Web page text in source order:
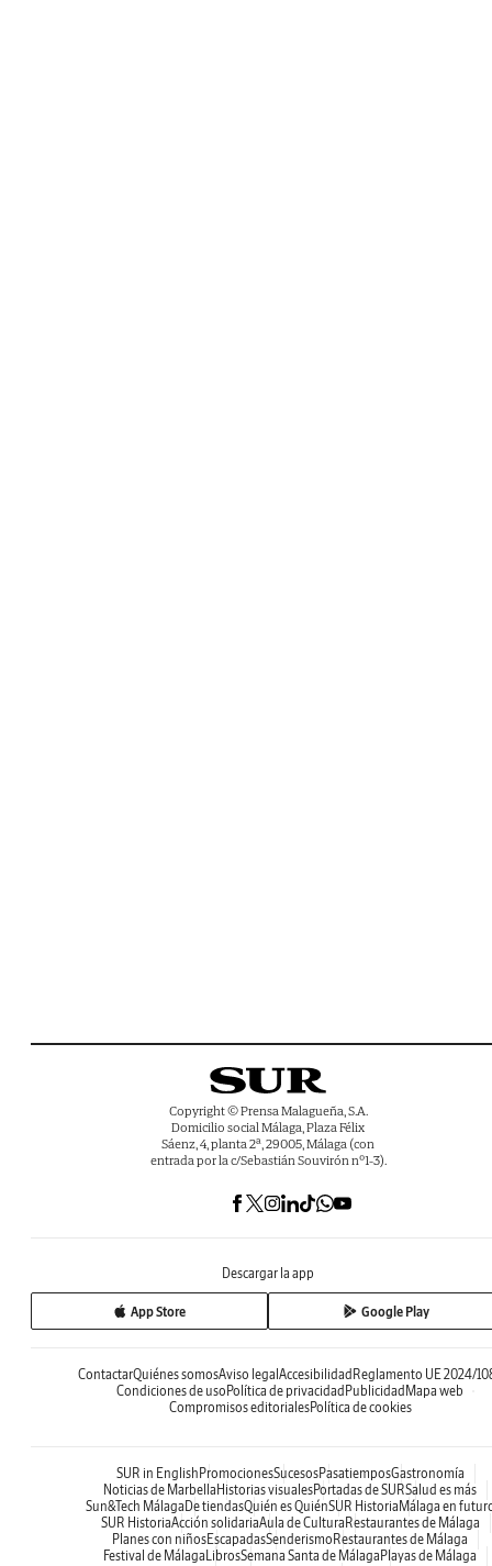
Copyright © Prensa Malagueña, S.A.
Domicilio social Málaga, Plaza Félix
Sáenz, 4, planta 2ª, 29005, Málaga (con
entrada por la c/Sebastián Souvirón nº1-3).
Descargar la app
App Store Google Play
ContactarQuiénes somosAviso legal Accesibilidad Reglamento UE 2024/
Condiciones de uso Política de privacidad Publicidad Mapa web
Compromisos editorialesPolítica de cookies
SUR in English PromocionesSucesosPasatiemposGastronomía
Noticias de Marbella Historias visualesPortadas de SURSalud es más
Sun&Tech Málaga De tiendasQuién es QuiénSUR Historia Málaga en
SUR HistoriaAcción solidariaAula de Cultura Restaurantes de Málaga
Planes con niñosEscapadasSenderismo Restaurantes de Málaga
Festival de Málaga LibrosSemana Santa de Málaga Playas de Málaga